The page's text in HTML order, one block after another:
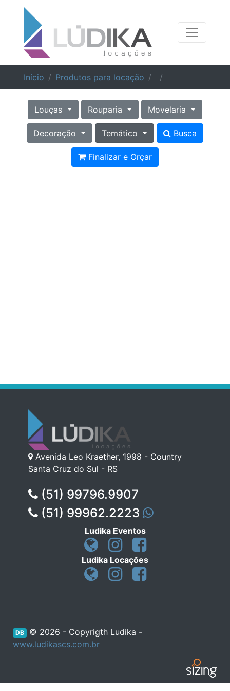
Início Produtos para locação
Louças Rouparia Movelaria
Decoração Temático Busca
Finalizar e Orçar
Avenida Leo Kraether, 1998 - Country
Santa Cruz do Sul - RS
(51) 99796.9907
(51) 99962.2223
Ludika Eventos
Ludika Locações
DB © 2026 - Copyrigth Ludika -
www.ludikascs.com.br